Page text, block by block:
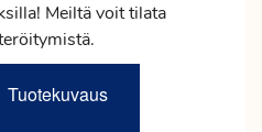
Meiltä voit tilata
Tuotekuvaus